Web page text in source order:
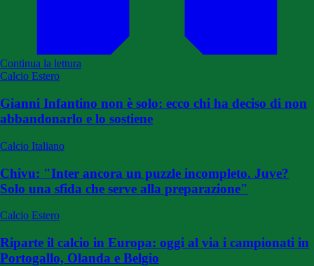
Continua la lettura
Calcio Estero
Gianni Infantino non è solo: ecco chi ha deciso di non
abbandonarlo e lo sostiene
Calcio Italiano
Chivu: "Inter ancora un puzzle incompleto. Juve?
Solo una sfida che serve alla preparazione"
Calcio Estero
Riparte il calcio in Europa: oggi al via i campionati in
Portogallo, Olanda e Belgio